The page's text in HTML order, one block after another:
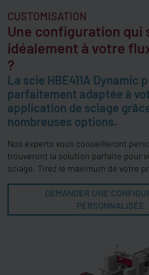
CUSTOMISATION
Une configuration qui
idéalement à votre
?
La scie HBE411A Dynamic
parfaitement adaptée à
application de sciage
nombreuses options.
Nos experts vous conseilleront
trouveront la solution parfaite pour
sciage. Tirez le maximum de votre
DEMANDER UNE
PERSONNALISÉE